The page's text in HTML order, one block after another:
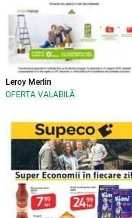
Leroy Merlin
OFERTA VALABILĂ